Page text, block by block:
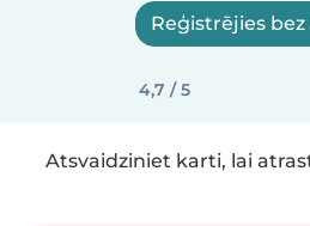
Reģistrējies
4,7 / 5
Atsvaidziniet karti, lai